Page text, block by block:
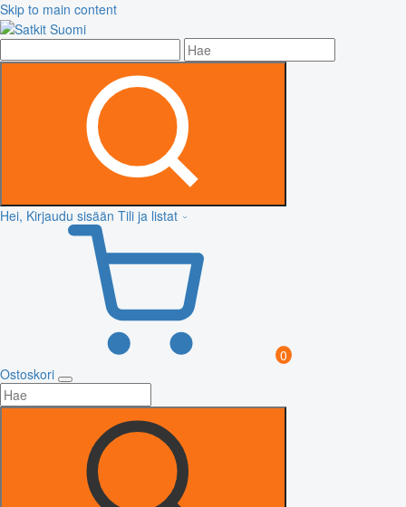
Skip to main content
Hei, Kirjaudu sisään Tili ja listat
0
Ostoskori